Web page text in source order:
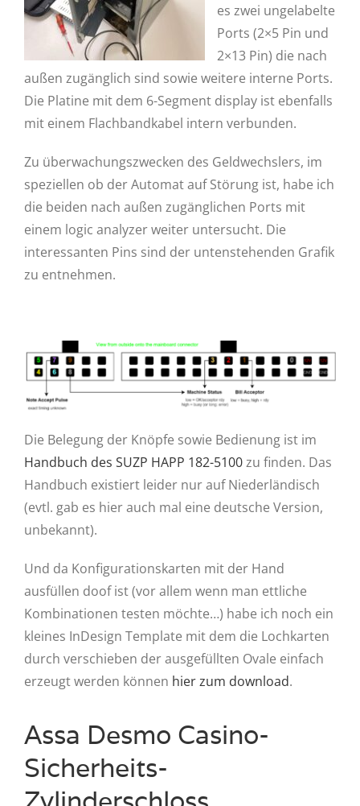
es zwei ungelabelte
Ports (2×5 Pin und
2×13 Pin) die nach
außen zugänglich sind sowie weitere interne Ports.
Die Platine mit dem 6-Segment display ist ebenfalls
mit einem Flachbandkabel intern verbunden.
Zu überwachungszwecken des Geldwechslers, im
speziellen ob der Automat auf Störung ist, habe ich
die beiden nach außen zugänglichen Ports mit
einem logic analyzer weiter untersucht. Die
interessanten Pins sind der untenstehenden Grafik
zu entnehmen.
Die Belegung der Knöpfe sowie Bedienung ist im
Handbuch des SUZP HAPP 182-5100zu finden. Das
Handbuch existiert leider nur auf Niederländisch
(evtl. gab es hier auch mal eine deutsche Version,
unbekannt).
Und da Konfigurationskarten mit der Hand
ausfüllen doof ist (vor allem wenn man ettliche
Kombinationen testen möchte…) habe ich noch ein
kleines InDesign Template mit dem die Lochkarten
durch verschieben der ausgefüllten Ovale einfach
erzeugt werden können hier zum download.
Assa Desmo Casino-
Sicherheits-